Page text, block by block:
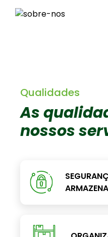
Qualidades
As
nossos